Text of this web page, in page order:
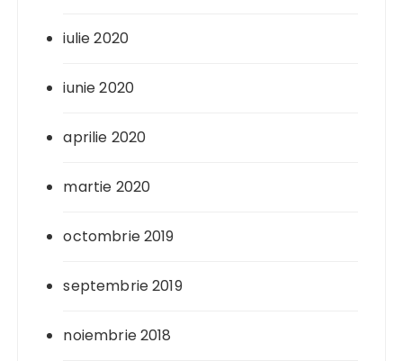
iulie 2020
iunie 2020
aprilie 2020
martie 2020
octombrie 2019
septembrie 2019
noiembrie 2018